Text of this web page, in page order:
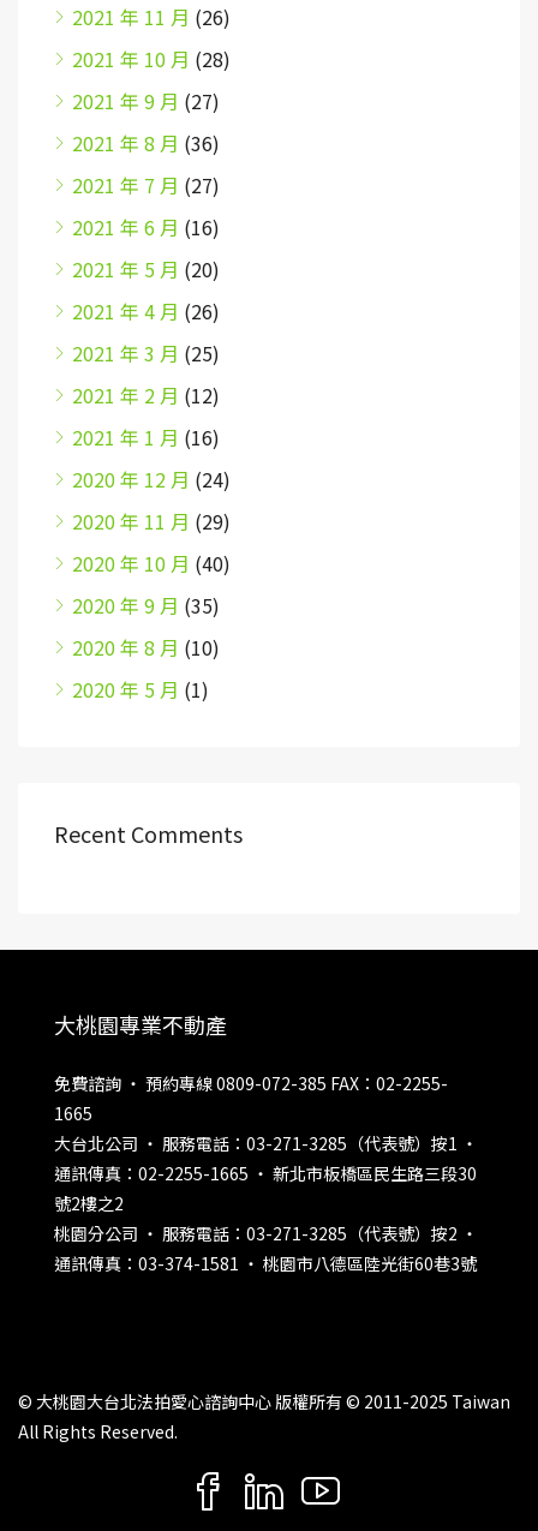
2021 年 11 月 (26)
2021 年 10 月 (28)
2021 年 9 月 (27)
2021 年 8 月 (36)
2021 年 7 月 (27)
2021 年 6 月 (16)
2021 年 5 月 (20)
2021 年 4 月 (26)
2021 年 3 月 (25)
2021 年 2 月 (12)
2021 年 1 月 (16)
2020 年 12 月 (24)
2020 年 11 月 (29)
2020 年 10 月 (40)
2020 年 9 月 (35)
2020 年 8 月 (10)
2020 年 5 月 (1)
Recent Comments
大桃園專業不動產
免費諮詢 ‧ 預約專線 0809-072-385 FAX：02-2255-
1665
大台北公司 ‧ 服務電話：03-271-3285（代表號）按1 ‧
通訊傳真：02-2255-1665 ‧ 新北市板橋區民生路三段30
號2樓之2
桃園分公司 ‧ 服務電話：03-271-3285（代表號）按2 ‧
通訊傳真：03-374-1581 ‧ 桃園市八德區陸光街60巷3號
© 大桃園大台北法拍愛心諮詢中心 版權所有 © 2011-2025 Taiwan
All Rights Reserved.